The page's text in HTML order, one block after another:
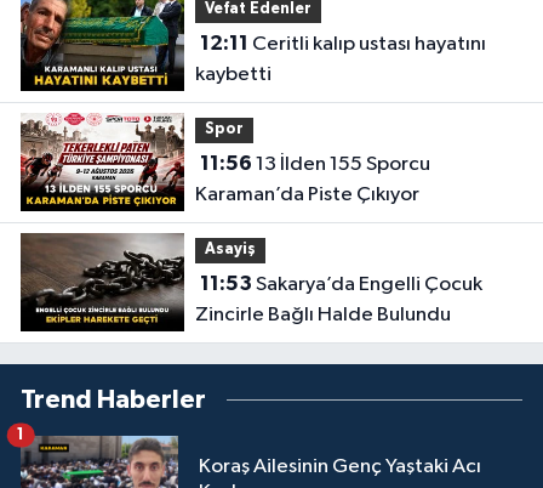
Vefat Edenler
12:11
kaybetti
Spor
11:56
Karaman’da Piste Çıkıyor
Asayiş
11:53
Zincirle Bağlı Halde Bulundu
Trend Haberler
Koraş Ailesinin Genç Yaştaki Acı
1